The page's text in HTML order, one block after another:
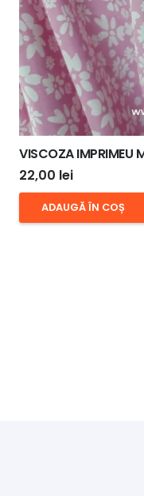
VISCOZA IMPRIMEU
22,00 lei
ADAUGĂ ÎN COȘ